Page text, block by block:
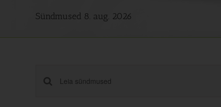
Sündmused 8. aug. 2026
Sündmused
Enter